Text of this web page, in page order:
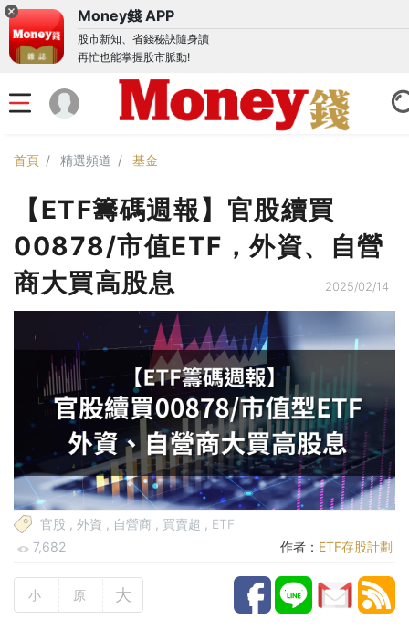
Money錢 APP
股市新知、省錢秘訣隨身讀
再忙也能掌握股市脈動!
首頁 精選頻道 基金
【ETF籌碼週報】官股續買
00878/市值ETF，外資、自營
商大買高股息
2025/02/14
官股 , 外資 , 自營商 , 買賣超 , ETF
7,682
作者： ETF存股計劃
小 原 大